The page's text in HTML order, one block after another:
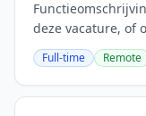
deze vacature, of
volgende
in ZwolleWerken
Full-time Remote